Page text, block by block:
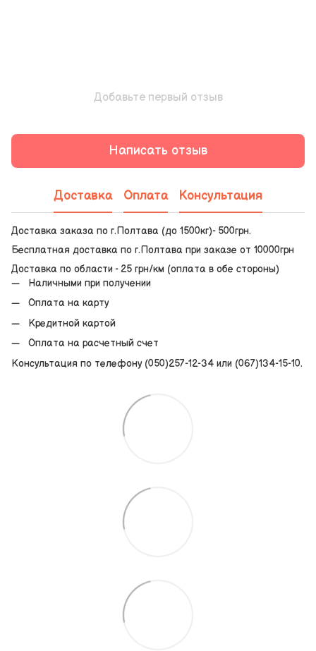
Добавьте первый отзыв
Написать отзыв
Доставка Оплата Консультация
Доставка заказа по г.Полтава (до 1500кг)- 500грн.
Бесплатная доставка по г.Полтава при заказе от 10000грн
Доставка по области - 25 грн/км (оплата в обе стороны)
Наличными при получении
Оплата на карту
Кредитной картой
Оплата на расчетный счет
Консультация по телефону (050)257-12-34 или (067)134-15-10.